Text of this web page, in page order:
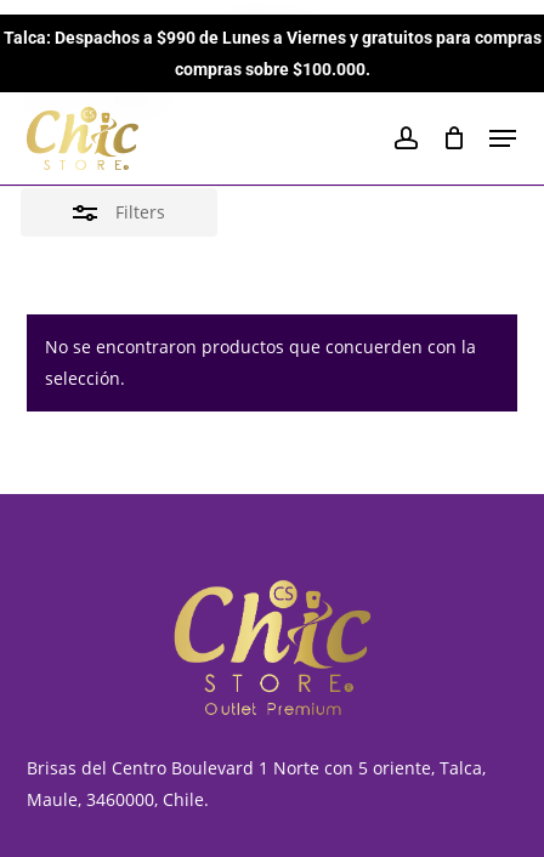
Skip
to
content
Talca: Despachos a $990 de Lunes a Viernes y gratuitos para compras
compras sobre $100.000.
account
Gress
Inicio Brands Gress
Filters
No se encontraron productos que concuerden con la
selección.
Brisas del Centro Boulevard 1 Norte con 5 oriente, Talca,
Maule, 3460000, Chile.